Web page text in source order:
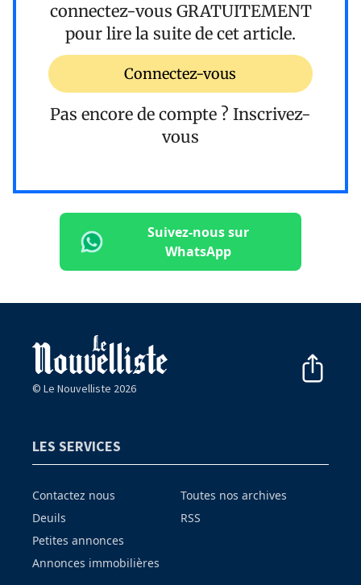
connectez-vous GRATUITEMENT
pour lire la suite de cet article.
Connectez-vous
Pas encore de compte ? Inscrivez-
vous
Suivez-nous sur
WhatsApp
© Le Nouvelliste 2026
LES SERVICES
Contactez nous
Deuils
Petites annonces
Annonces immobilières
Toutes nos archives
RSS